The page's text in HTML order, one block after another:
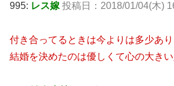
995: レス嫁 投稿日：2018/01/04(木)
付き合ってるときは今よりは多少あり
結婚を決めたのは優しくて心の大きい